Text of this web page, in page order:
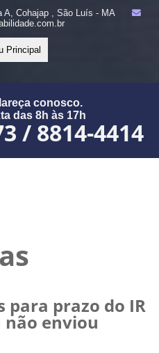
A, Cohajap , São Luís - MA
Principal
conosco.
das 8h às 17h
/ 8814-4414
para prazo do IR
não enviou